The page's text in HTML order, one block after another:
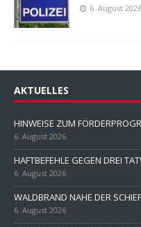
6. August 2026
AKTUELLES
HINWEISE ZUM
6. August 2026
HAFTBEFEHLE GEGEN DREI
6. August 2026
WALDBRAND NAHE DER
6. August 2026